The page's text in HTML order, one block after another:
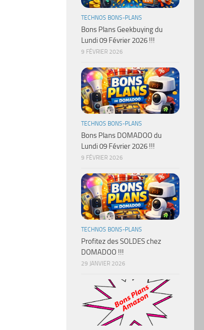
TECHNOS BONS-PLANS
Bons Plans Geekbuying du
Lundi 09 Février 2026 !!!
9 FÉVRIER 2026
TECHNOS BONS-PLANS
Bons Plans DOMADOO du
Lundi 09 Février 2026 !!!
9 FÉVRIER 2026
TECHNOS BONS-PLANS
Profitez des SOLDES chez
DOMADOO !!!
29 JANVIER 2026